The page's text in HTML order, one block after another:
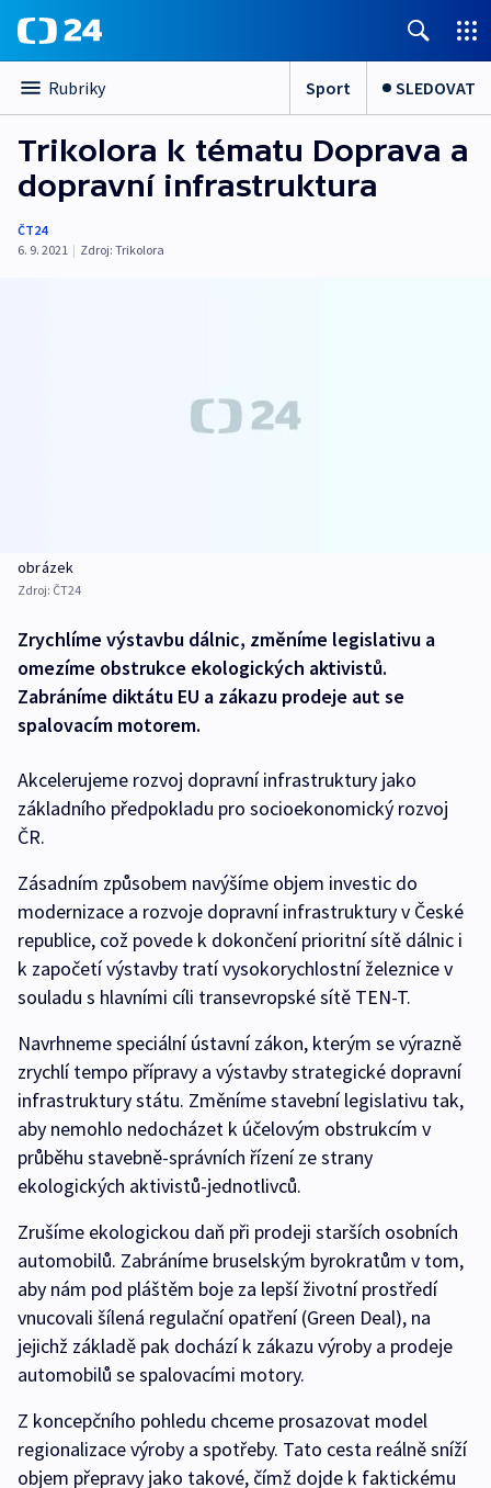
Rubriky Sport SLEDOVAT
Trikolora k tématu Doprava a
dopravní infrastruktura
ČT24
6. 9. 2021 | Zdroj: Trikolora
obrázek
Zdroj: ČT24
Zrychlíme výstavbu dálnic, změníme legislativu a
omezíme obstrukce ekologických aktivistů.
Zabráníme diktátu EU a zákazu prodeje aut se
spalovacím motorem.
Akcelerujeme rozvoj dopravní infrastruktury jako
základního předpokladu pro socioekonomický rozvoj
ČR.
Zásadním způsobem navýšíme objem investic do
modernizace a rozvoje dopravní infrastruktury v České
republice, což povede k dokončení prioritní sítě dálnic i
k započetí výstavby tratí vysokorychlostní železnice v
souladu s hlavními cíli transevropské sítě TEN-T.
Navrhneme speciální ústavní zákon, kterým se výrazně
zrychlí tempo přípravy a výstavby strategické dopravní
infrastruktury státu. Změníme stavební legislativu tak,
aby nemohlo nedocházet k účelovým obstrukcím v
průběhu stavebně-správních řízení ze strany
ekologických aktivistů-jednotlivců.
Zrušíme ekologickou daň při prodeji starších osobních
automobilů. Zabráníme bruselským byrokratům v tom,
aby nám pod pláštěm boje za lepší životní prostředí
vnucovali šílená regulační opatření (Green Deal), na
jejichž základě pak dochází k zákazu výroby a prodeje
automobilů se spalovacími motory.
Z koncepčního pohledu chceme prosazovat model
regionalizace výroby a spotřeby. Tato cesta reálně sníží
objem přepravy jako takové, čímž dojde k faktickému